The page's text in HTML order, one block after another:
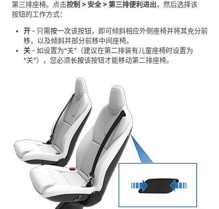
第三排座椅。点击控制 > 安全> 第三排便利进出，然后选择该
按钮的工作方式：
开 - 只需按一次该按钮，即可倾斜相应外侧座椅并将其充分前
移，以及倾斜并部分前移中间座椅。
关 - 如设置为“关”（建议在第二排装有儿童座椅时设置为
“关”），您必须长按该按钮才能移动第二排座椅。